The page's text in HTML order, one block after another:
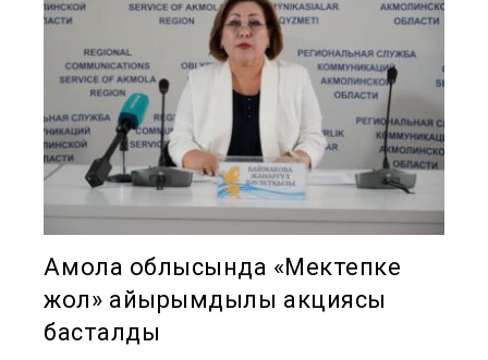
Ақмола облысында «Мектепке
жол» қайырымдылық акциясы
басталды